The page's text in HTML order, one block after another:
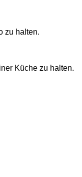
zu halten.
Küche zu halten.